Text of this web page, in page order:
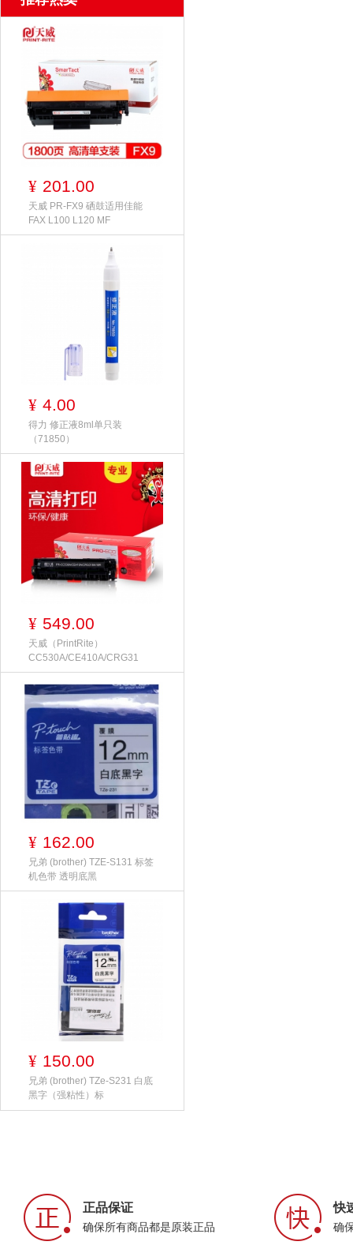
¥ 201.00
天威 PR-FX9 硒鼓适用佳能
FAX L100 L120 MF
¥ 4.00
得力 修正液8ml单只装
（71850）
¥ 549.00
天威（PrintRite）
CC530A/CE410A/CRG31
¥ 162.00
兄弟 (brother) TZE-S131 标签
机色带 透明底黑
¥ 150.00
兄弟 (brother) TZe-S231 白底
黑字（强粘性）标
正品保证
确保所有商品都是原装正品
快
确